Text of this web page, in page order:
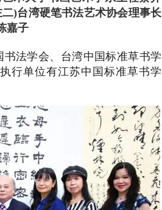
)台湾硬笔书法艺术协会理事长
嘉子
法学会、台湾中国标准草书学
行单位有江苏中国标准草书学